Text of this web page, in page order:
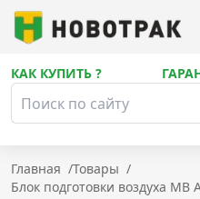
КАК КУПИТЬ ?
Главная /Товары /
Блок подготовки воздуха MB